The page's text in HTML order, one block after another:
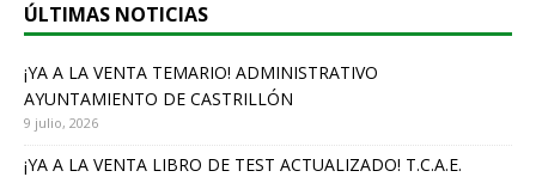
ÚLTIMAS NOTICIAS
¡YA A LA VENTA TEMARIO! ADMINISTRATIVO
AYUNTAMIENTO DE CASTRILLÓN
9 julio, 2026
¡YA A LA VENTA LIBRO DE TEST ACTUALIZADO! T.C.A.E.